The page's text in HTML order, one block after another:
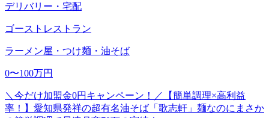
デリバリー・宅配
ゴーストレストラン
ラーメン屋・つけ麺・油そば
0〜100万円
＼今だけ加盟金0円キャンペーン！／【簡単調理×高利益
率！】愛知県発祥の超有名油そば「歌志軒」麺なのにまさか